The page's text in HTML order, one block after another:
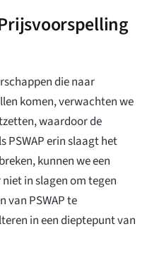
die naar
komen, verwachten we
waardoor de
PSWAP erin slaagt het
kunnen we een
niet in slagen om tegen
van PSWAP te
in een dieptepunt van